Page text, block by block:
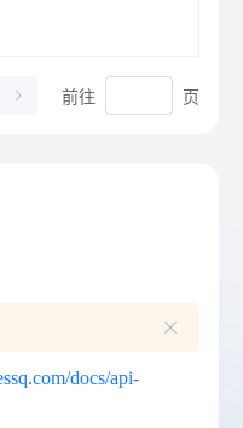
前往 页
docs/api-